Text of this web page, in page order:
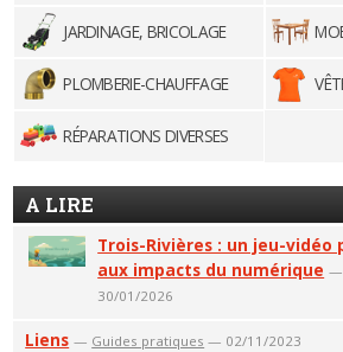
JARDINAGE, BRICOLAGE
PLOMBERIE-CHAUFFAGE
RÉPARATIONS DIVERSES
A LIRE
Trois-Rivières : un jeu-vidéo
aux impacts du numérique —
30/01/2026
Liens — Guides pratiques — 02/11/2023